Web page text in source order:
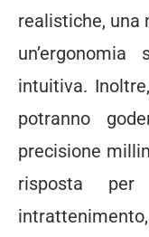
realistiche, una
intuitiva.
potranno
precisione
risposta